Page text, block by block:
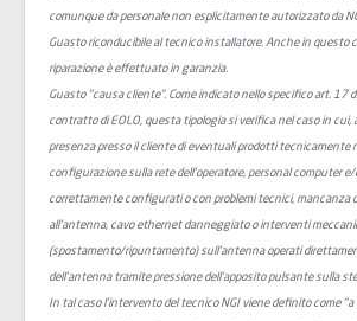
comunque da personale non esplicitamente autorizzato da
Guasto riconducibile al tecnico installatore. Anche in questo
riparazione è effettuato in garanzia.
Guasto "causa cliente". Come indicato nello specifico art. 17
contratto di EOLO, questa tipologia si verifica nel caso in cui,
presenza presso il cliente di eventuali prodotti tecnicamente
configurazione sulla rete dell’operatore, personal computer
correttamente configurati o con problemi tecnici, mancanza
all'antenna, cavo ethernet danneggiato o interventi
(spostamento/ripuntamento) sull'antenna operati
dell’antenna tramite pressione dell’apposito pulsante sulla
In tal caso l'intervento del tecnico NGI viene definito come